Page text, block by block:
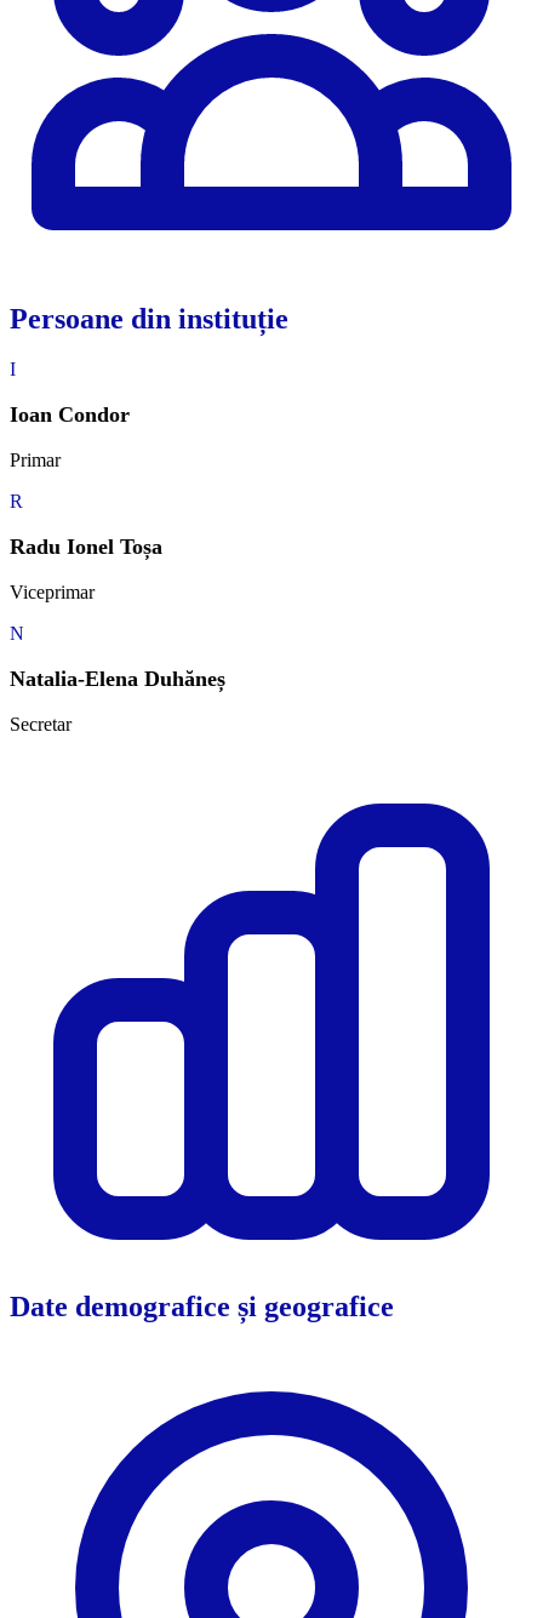
Persoane din instituție
I
Ioan Condor
Primar
R
Radu Ionel Toșa
Viceprimar
N
Natalia-Elena Duhăneș
Secretar
Date demografice și geografice